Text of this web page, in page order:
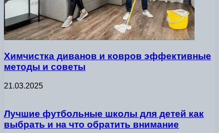
Химчистка диванов и ковров эффективные
методы и советы
21.03.2025
Лучшие футбольные школы для детей как
выбрать и на что обратить внимание